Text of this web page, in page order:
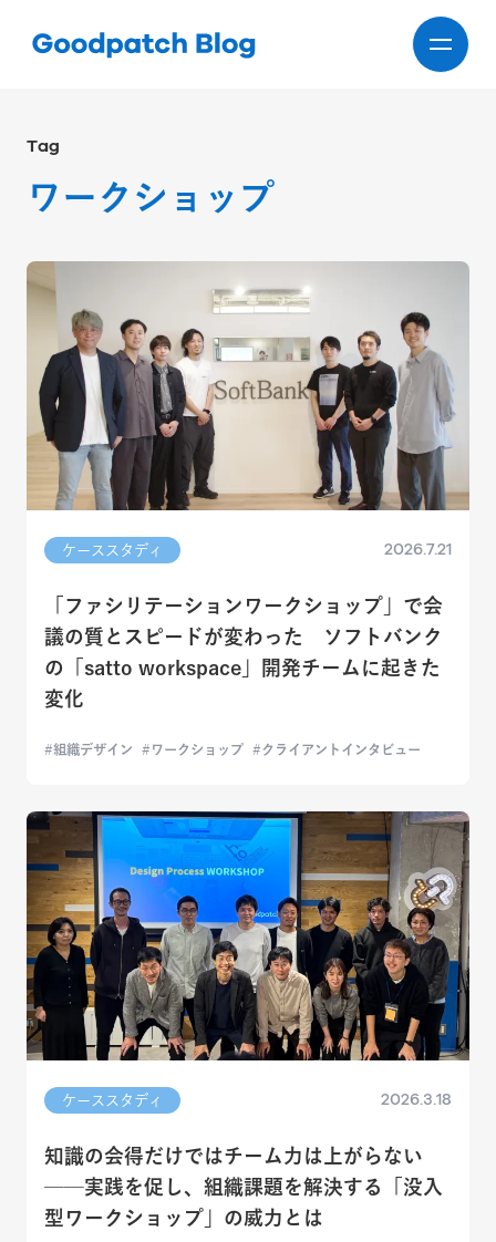
Tag
ワークショップ
ケーススタディ 2026.7.21
「ファシリテーションワークショップ」で会
議の質とスピードが変わった ソフトバンク
の「satto workspace」開発チームに起きた
変化
組織デザイン ワークショップ クライアントインタビュー
ケーススタディ 2026.3.18
知識の会得だけではチーム力は上がらない
──実践を促し、組織課題を解決する「没入
型ワークショップ」の威力とは